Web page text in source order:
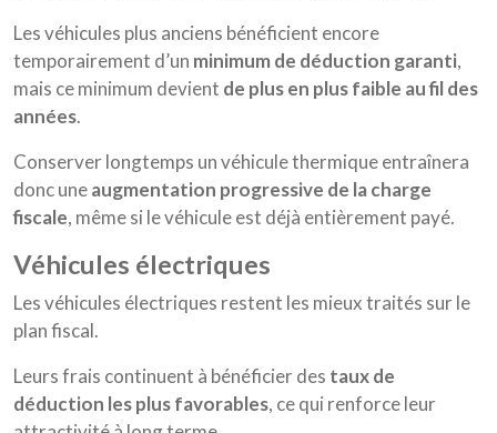
Les véhicules plus anciens bénéficient encore
temporairement d’un minimum de déduction garanti,
mais ce minimum devient de plus en plus faible au fil des
années.
Conserver longtemps un véhicule thermique entraînera
donc uneaugmentation progressive de la charge
fiscale, même si le véhicule est déjà entièrement payé.
véhicules électriques
Les véhicules électriques restent les mieux traités sur le
plan fiscal.
Leurs frais continuent à bénéficier des taux de
déduction les plus favorables, ce qui renforce leur